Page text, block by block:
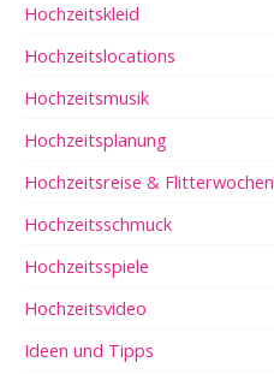
Hochzeitskleid
Hochzeitslocations
Hochzeitsmusik
Hochzeitsplanung
Hochzeitsreise & Flitterwochen
Hochzeitsschmuck
Hochzeitsspiele
Hochzeitsvideo
Ideen und Tipps